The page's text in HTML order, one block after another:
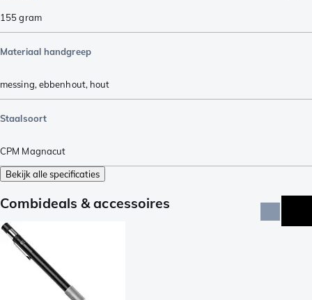
155gram
Materiaal handgreep
messing, ebbenhout, hout
Staalsoort
CPM Magnacut
Bekijk alle specificaties
Combideals & accessoires